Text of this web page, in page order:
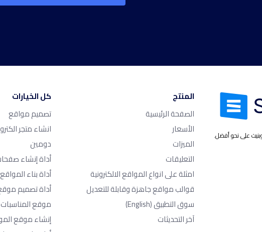
المنتج
الصفحة الرئيسية
الأسعار
الميزات
التعليقات
امثلة على انواع المواقع الالكترونية
قوالب مواقع جاهزة وقابلة للتعديل
سوق التطبيق(English)
آخر التحديثات
كل الخيارات
تصميم مواقع
انشاء متجر
دومين
أداة إنشاء
أداة بناء
أداة تصميم
موقع المناسبات
إنشاء موقع